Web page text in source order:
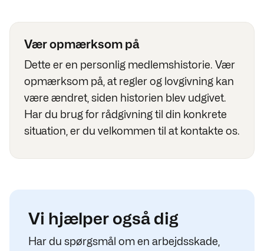
Vær opmærksom på
Dette er en personlig medlemshistorie. Vær
opmærksom på, at regler og lovgivning kan
være ændret, siden historien blev udgivet.
Har du brug for rådgivning til din konkrete
situation, er du velkommen til at kontakte os.
Vi hjælper også dig
Har du spørgsmål om en arbejdsskade,